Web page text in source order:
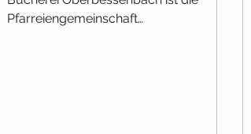
Pfarreiengemeinschaft